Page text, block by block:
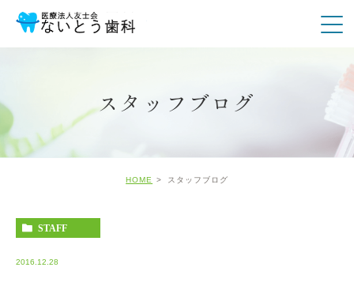
スタッフブログ
HOME スタッフブログ
STAFF
2016.12.28